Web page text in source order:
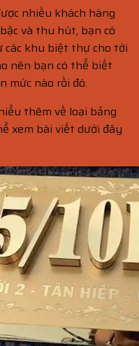
nhiều khách hàng
và thu hút, bạn có
khu biệt thự cho tới
nên bạn có thể biết
mức nào rồi đó.
thêm về loại bảng
xem bài viết dưới đây